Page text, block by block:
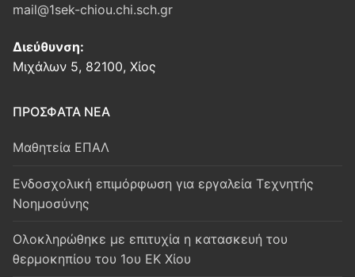
mail@1sek-chiou.chi.sch.gr
Διεύθυνση:
Μιχάλων 5, 82100, Χίος
ΠΡΟΣΦΑΤΑ ΝΕΑ
Μαθητεία ΕΠΑΛ
Ενδοσχολική επιμόρφωση για εργαλεία Τεχνητής
Νοημοσύνης
Oλοκληρώθηκε με επιτυχία η κατασκευή του
θερμοκηπίου του 1ου ΕΚ Χίου